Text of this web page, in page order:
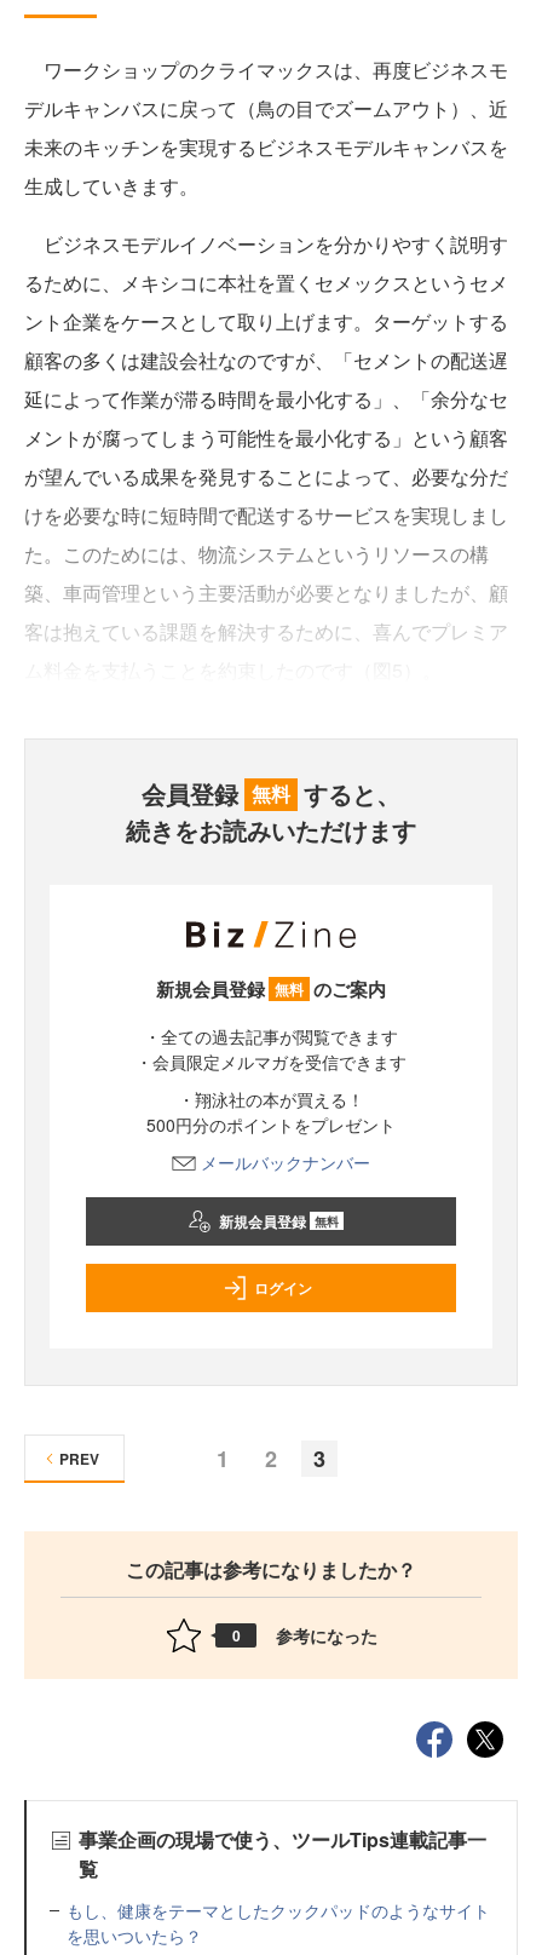
ワークショップのクライマックスは、再度ビジネスモ
デルキャンバスに戻って（鳥の目でズームアウト）、近
未来のキッチンを実現するビジネスモデルキャンバスを
生成していきます。
ビジネスモデルイノベーションを分かりやすく説明す
るために、メキシコに本社を置くセメックスというセメ
ント企業をケースとして取り上げます。ターゲットする
顧客の多くは建設会社なのですが、「セメントの配送遅
延によって作業が滞る時間を最小化する」、「余分なセ
メントが腐ってしまう可能性を最小化する」という顧客
が望んでいる成果を発見することによって、必要な分だ
けを必要な時に短時間で配送するサービスを実現しまし
た。このためには、物流システムというリソースの構
築、車両管理という主要活動が必要となりましたが、顧
客は抱えている課題を解決するために、喜んでプレミア
会員登録 無料 すると、
続きをお読みいただけます
新規会員登録 無料 のご案内
・全ての過去記事が閲覧できます
・会員限定メルマガを受信できます
・翔泳社の本が買える！
500円分のポイントをプレゼント
メールバックナンバー
新規会員登録 無料
ログイン
1 2 3
PREV
この記事は参考になりましたか？
0 参考になった
事業企画の現場で使う、ツールTips連載記事一
覧
もし、健康をテーマとしたクックパッドのようなサイト
を思いついたら？